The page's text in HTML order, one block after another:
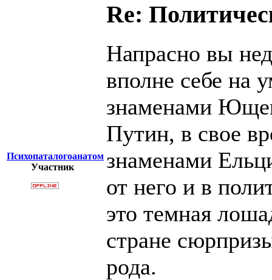
Психопаталогоанатом
Участник
Re:
Напрасно вы
вполне себе на
знаменами
Путин, в свое
знаменами
от него и в
это темная
стране
рода.